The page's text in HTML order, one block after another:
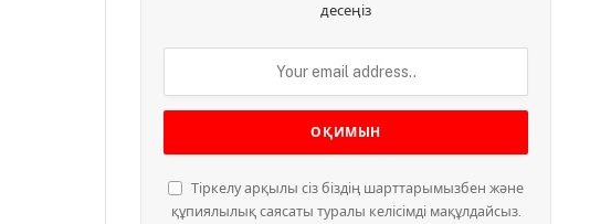
десеңіз
Тіркелу арқылы сіз біздің шарттарымызбен және
құпиялылық саясаты туралы келісімді мақұлдайсыз.